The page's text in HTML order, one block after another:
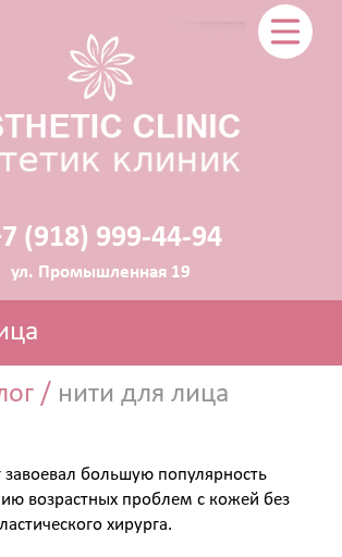
(918) 999-44-94
ул. Промышленная 19
чистка лица
поверхностные и поверхностно
/ нити для лица
завоевал большую популярность
возрастных проблем с кожей без
хирурга.